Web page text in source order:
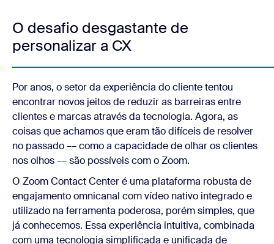
O desafio desgastante de
personalizar a CX
Por anos, o setor da experiência do cliente tentou
encontrar novos jeitos de reduzir as barreiras entre
clientes e marcas através da tecnologia. Agora, as
coisas que achamos que eram tão difíceis de resolver
no passado –– como a capacidade de olhar os clientes
nos olhos –– são possíveis com o Zoom.
O Zoom Contact Center é uma plataforma robusta de
engajamento omnicanal com vídeo nativo integrado e
utilizado na ferramenta poderosa, porém simples, que
já conhecemos. Essa experiência intuitiva, combinada
com uma tecnologia simplificada e unificada de